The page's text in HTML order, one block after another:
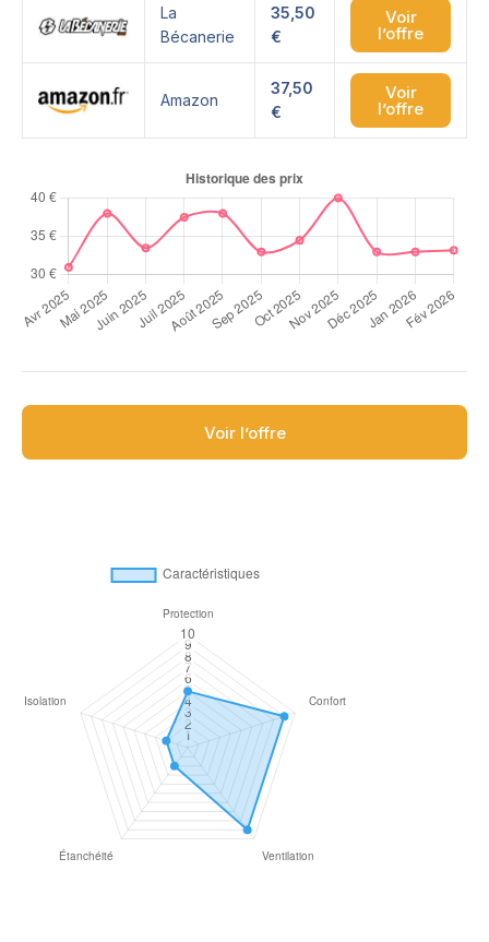
La
Bécanerie
35,50
€
Voir
l’offre
Amazon
37,50
€
Voir
l’offre
Voir l’offre